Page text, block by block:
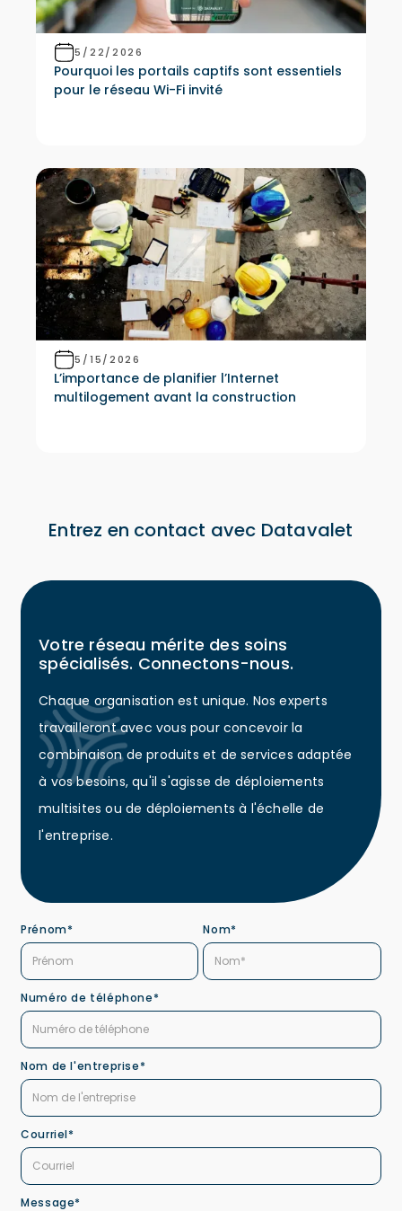
5/22/2026
Pourquoi les portails captifs sont essentiels
pour le réseau Wi-Fi invité
5/15/2026
L’importance de planifier l’Internet
multilogement avant la construction
Entrez en contact avec Datavalet
Votre réseau mérite des soins
spécialisés. Connectons-nous.
Chaque organisation est unique. Nos experts
travailleront avec vous pour concevoir la
combinaison de produits et de services adaptée
à vos besoins, qu'il s'agisse de déploiements
multisites ou de déploiements à l'échelle de
l'entreprise.
Prénom* Nom*
Numéro de téléphone*
Nom de l'entreprise*
Courriel*
Message*